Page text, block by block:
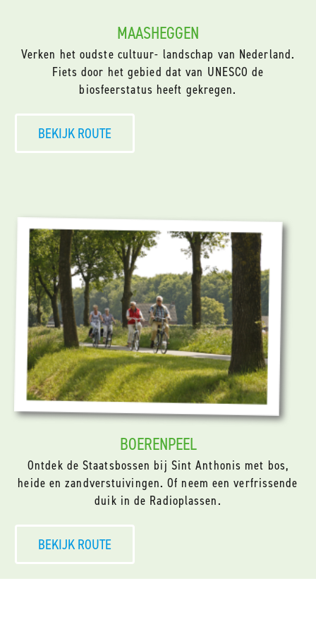
MAASHEGGEN
Verken het oudste cultuur- landschap van Nederland.
Fiets door het gebied dat van UNESCO de
biosfeerstatus heeft gekregen.
BEKIJK ROUTE
BOERENPEEL
Ontdek de Staatsbossen bij Sint Anthonis met bos,
heide en zandverstuivingen. Of neem een verfrissende
duik in de Radioplassen.
BEKIJK ROUTE